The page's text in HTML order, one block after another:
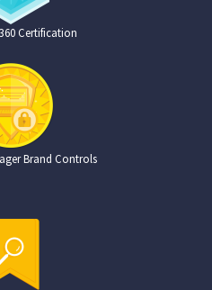
Certification
Brand Controls